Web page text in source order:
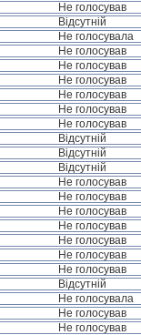
Не голосував
Відсутній
Не голосувала
Не голосував
Не голосував
Не голосував
Не голосував
Не голосував
Не голосував
Відсутній
Відсутній
Відсутній
Не голосував
Не голосував
Не голосував
Не голосував
Не голосував
Не голосував
Не голосував
Відсутній
Не голосувала
Не голосував
Не голосував